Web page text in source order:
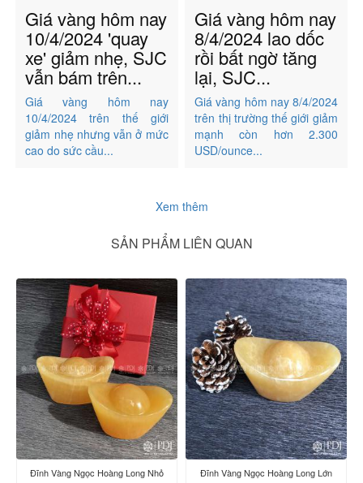
Giá vàng hôm nay
10/4/2024 'quay
xe' giảm nhẹ, SJC
vẫn bám trên...
Giá vàng hôm nay
10/4/2024 trên thế giới
giảm nhẹ nhưng vẫn ở mức
cao do sức cầu...
Giá vàng hôm nay
8/4/2024 lao dốc
rồi bất ngờ tăng
lại, SJC...
Giá vàng hôm nay 8/4/2024
trên thị trường thế giới giảm
mạnh còn hơn 2.300
USD/ounce...
Xem thêm
SẢN PHẨM LIÊN QUAN
Đĩnh Vàng Ngọc Hoàng Long Nhỏ
Đĩnh Vàng Ngọc Hoàng Long Lớn